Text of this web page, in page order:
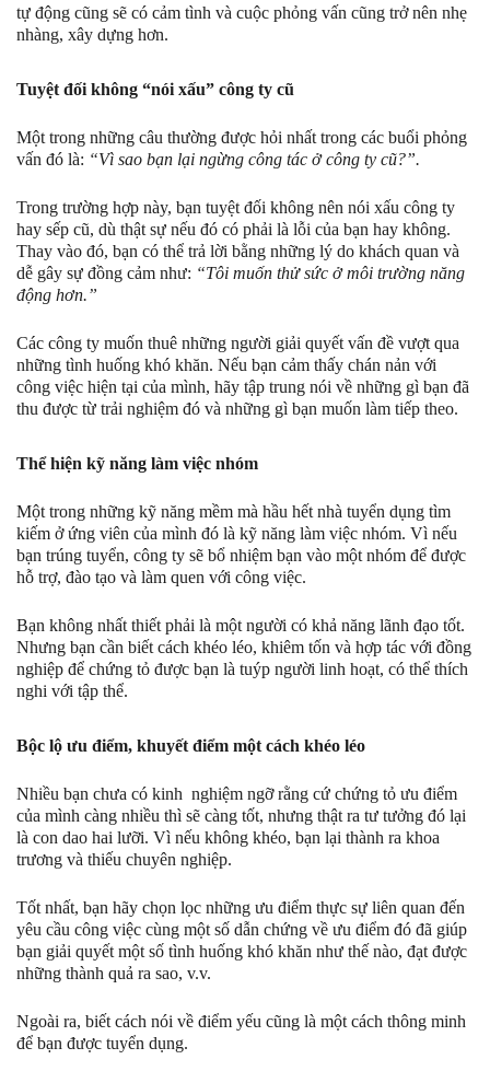
tự động cũng sẽ có cảm tình và cuộc phỏng vấn cũng trở nên nhẹ
nhàng, xây dựng hơn.
Tuyệt đối không “nói xấu” công ty cũ
Một trong những câu thường được hỏi nhất trong các buổi phỏng
vấn đó là: “Vì sao bạn lại ngừng công tác ở công ty cũ?”.
Trong trường hợp này, bạn tuyệt đối không nên nói xấu công ty
hay sếp cũ, dù thật sự nếu đó có phải là lỗi của bạn hay không.
Thay vào đó, bạn có thể trả lời bằng những lý do khách quan và
dễ gây sự đồng cảm như: “Tôi muốn thử sức ở môi trường năng
động hơn.”
Các công ty muốn thuê những người giải quyết vấn đề vượt qua
những tình huống khó khăn. Nếu bạn cảm thấy chán nản với
công việc hiện tại của mình, hãy tập trung nói về những gì bạn đã
thu được từ trải nghiệm đó và những gì bạn muốn làm tiếp theo.
Thể hiện kỹ năng làm việc nhóm
Một trong những kỹ năng mềm mà hầu hết nhà tuyển dụng tìm
kiếm ở ứng viên của mình đó là kỹ năng làm việc nhóm. Vì nếu
bạn trúng tuyển, công ty sẽ bổ nhiệm bạn vào một nhóm để được
hỗ trợ, đào tạo và làm quen với công việc.
Bạn không nhất thiết phải là một người có khả năng lãnh đạo tốt.
Nhưng bạn cần biết cách khéo léo, khiêm tốn và hợp tác với đồng
nghiệp để chứng tỏ được bạn là tuýp người linh hoạt, có thể thích
nghi với tập thể.
Bộc lộ ưu điểm, khuyết điểm một cách khéo léo
Nhiều bạn chưa có kinh nghiệm ngỡ rằng cứ chứng tỏ ưu điểm
của mình càng nhiều thì sẽ càng tốt, nhưng thật ra tư tưởng đó lại
là con dao hai lưỡi. Vì nếu không khéo, bạn lại thành ra khoa
trương và thiếu chuyên nghiệp.
Tốt nhất, bạn hãy chọn lọc những ưu điểm thực sự liên quan đến
yêu cầu công việc cùng một số dẫn chứng về ưu điểm đó đã giúp
bạn giải quyết một số tình huống khó khăn như thế nào, đạt được
những thành quả ra sao, v.v.
Ngoài ra, biết cách nói về điểm yếu cũng là một cách thông minh
để bạn được tuyển dụng.